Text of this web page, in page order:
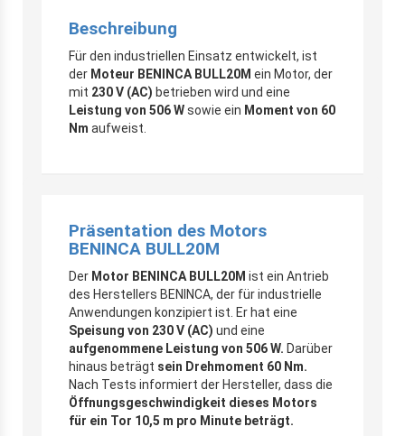
Beschreibung
Für den industriellen Einsatz entwickelt, ist
der Moteur BENINCA BULL20M ein Motor, der
mit 230 V (AC) betrieben wird und eine
Leistung von 506 Wsowie ein Moment von 60
Nm aufweist.
Präsentation des Motors
BENINCA BULL20M
Der Motor BENINCA BULL20M ist ein Antrieb
des Herstellers BENINCA, der für industrielle
Anwendungen konzipiert ist. Er hat eine
Speisung von 230 V (AC) und eine
aufgenommene Leistung von 506 W. Darüber
hinaus beträgt sein Drehmoment 60 Nm.
Nach Tests informiert der Hersteller, dass die
Öffnungsgeschwindigkeit dieses Motors
für ein Tor 10,5 m pro Minute beträgt.